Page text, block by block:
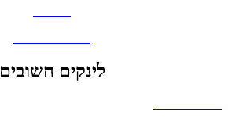
לינקים חשובים